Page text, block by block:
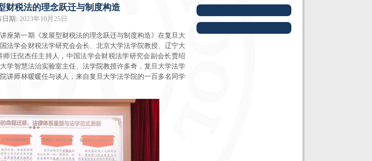
财税法的理念跃迁与制度构造
日期: 2023年10月25日
座第一期《发展型财税法的理念跃迁与制度构造》在复旦大
法学会财税法学研究会会长、北京大学法学院教授、辽宁大
汪倪杰任主持人，中国法学会财税法学研究会副会长贾绍
学智慧法治实验室主任、法学院教授许多奇， 复旦大学法学
讲师林暖暖任与谈人，来自复旦大学法学院的一百多名同学